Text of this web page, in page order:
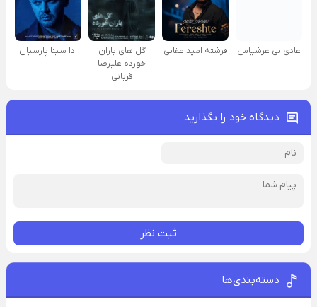
عادی نی عرشیاس فرشته امید عقابی
گل های باران
خورده علیرضا
قربانی
ادا سینا پارسیان
دیدگاه خود را بگذارید
ثبت نظر
دسته‌بندی‌ها